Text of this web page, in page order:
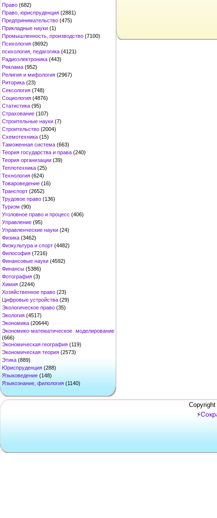
Право (682)
Право, юриспруденция (2881)
Предпринимательство (475)
Прикладные науки (1)
Промышленность, производство (7100)
Психология (8692)
психология, педагогика (4121)
Радиоэлектроника (443)
Реклама (952)
Религия и мифология (2967)
Риторика (23)
Сексология (748)
Социология (4876)
Статистика (95)
Страхование (107)
Строительные науки (7)
Строительство (2004)
Схемотехника (15)
Таможенная система (663)
Теория государства и права (240)
Теория организации (39)
Теплотехника (25)
Технология (624)
Товароведение (16)
Транспорт (2652)
Трудовое право (136)
Туризм (90)
Уголовное право и процесс (406)
Управление (95)
Управленческие науки (24)
Физика (3462)
Физкультура и спорт (4482)
Философия (7216)
Финансовые науки (4592)
Финансы (5386)
Фотография (3)
Химия (2244)
Хозяйственное право (23)
Цифровые устройства (29)
Экологическое право (35)
Экология (4517)
Экономика (20644)
Экономико-математическое моделирование
(666)
Экономическая география (119)
Экономическая теория (2573)
Этика (889)
Юриспруденция (288)
Языковедение (148)
Языкознание, филология (1140)
⚡